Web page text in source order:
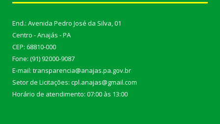
End.: Avenida Pedro José da Silva, 01
Centro - Anajás - PA
CEP: 68810-000
Fone: (91) 92000-9087
E-mail: transparencia@anajas.pa.gov.br
Setor de Licitações: cpl.anajas@gmail.com
Horário de atendimento: 07:00 às 13:00